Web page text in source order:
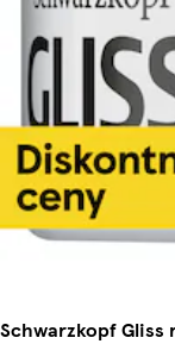
Schwarzkopf Gliss